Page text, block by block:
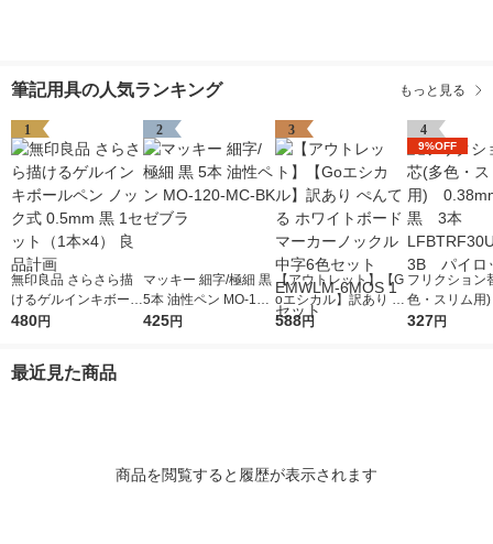
筆記用具の人気ランキング もっと見る
1
無印良品 さらさら描
けるゲルインキボール
ペン ノック式 0.5mm
480円
2
マッキー 細字/極細 黒
5本 油性ペン MO-120
-MC-BK ゼブラ
425円
3
【アウトレット】【G
oエシカル】訳あり ぺ
んてる ホワイトボー
588円
4
9%OFF
フリクション
色・スリム
mm 黒 3本
327円
最近見た商品
商品を閲覧すると履歴が表示されます